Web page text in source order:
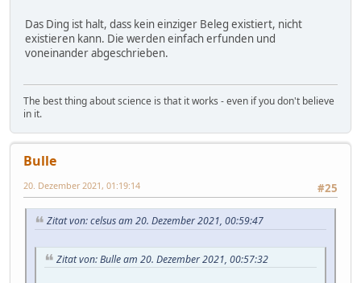
Das Ding ist halt, dass kein einziger Beleg existiert, nicht
existieren kann. Die werden einfach erfunden und
voneinander abgeschrieben.
The best thing about science is that it works - even if you don't believe
in it.
Bulle
#25
20. Dezember 2021, 01:19:14
Zitat von: celsus am 20. Dezember 2021, 00:59:47
Zitat von: Bulle am 20. Dezember 2021, 00:57:32